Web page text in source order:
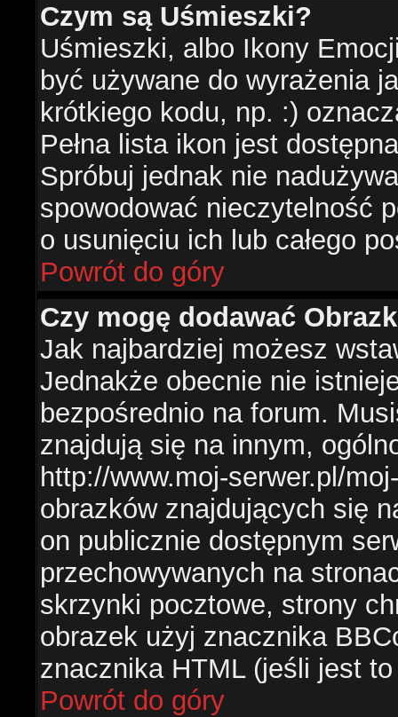
Czym są Uśmieszki?
Uśmieszki, albo Ikony
być używane do wyrażenia
krótkiego kodu, np. :)
Pełna lista ikon jest
Spróbuj jednak nie
spowodować nieczytelność
o usunięciu ich lub całego
Powrót do góry
Czy mogę dodawać
Jak najbardziej możesz
Jednakże obecnie nie
bezpośrednio na forum.
znajdują się na innym,
http://www.moj-serwer.pl/
obrazków znajdujących się
on publicznie dostępnym
przechowywanych na
skrzynki pocztowe, strony
obrazek użyj znacznika
znacznika HTML (jeśli jest
Powrót do góry